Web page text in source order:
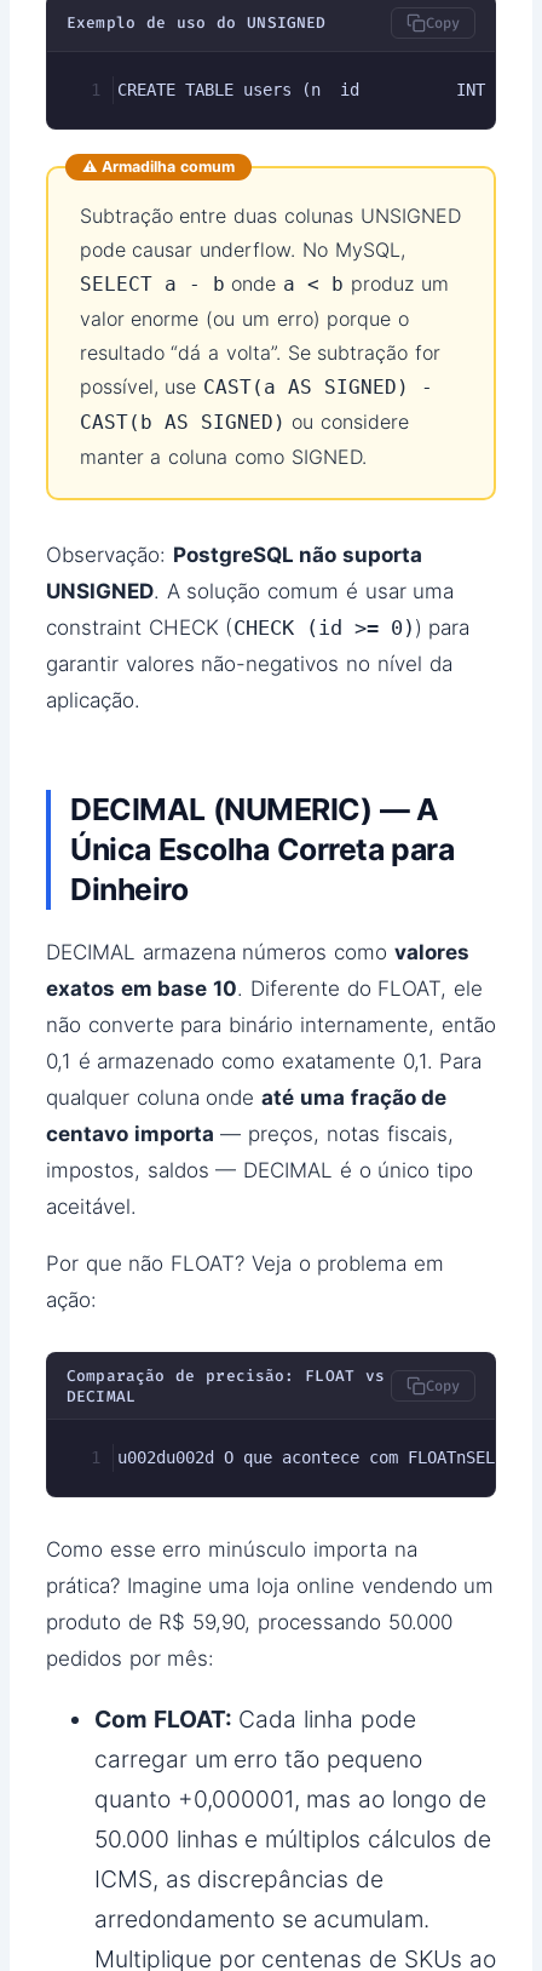
Exemplo de uso do UNSIGNED Copy
CREATE TABLE users (n  id          INT
⚠️ Armadilha comum
Subtração entre duas colunas UNSIGNED
pode causar underflow. No MySQL,
SELECT a - b onde a < b produz um
valor enorme (ou um erro) porque o
resultado “dá a volta”. Se subtração for
possível, use CAST(a AS SIGNED) -
CAST(b AS SIGNED) ou considere
manter a coluna como SIGNED.
Observação: PostgreSQL não suporta
UNSIGNED. A solução comum é usar uma
constraint CHECK (CHECK (id >= 0) ) para
garantir valores não-negativos no nível da
aplicação.
DECIMAL (NUMERIC) — A
Única Escolha Correta para
Dinheiro
DECIMAL armazena números como valores
exatos em base 10. Diferente do FLOAT, ele
não converte para binário internamente, então
0,1 é armazenado como exatamente 0,1. Para
qualquer coluna ondeaté uma fração de
centavo importa — preços, notas fiscais,
impostos, saldos — DECIMAL é o único tipo
aceitável.
Por que não FLOAT? Veja o problema em
ação:
Comparação de precisão: FLOAT vs
DECIMAL
Copy
u002du002d O que acontece com
Como esse erro minúsculo importa na
prática? Imagine uma loja online vendendo um
produto de R$ 59,90, processando 50.000
pedidos por mês:
Com FLOAT: Cada linha pode
carregar um erro tão pequeno
quanto +0,000001, mas ao longo de
50.000 linhas e múltiplos cálculos de
ICMS, as discrepâncias de
arredondamento se acumulam.
Multiplique por centenas de SKUs ao